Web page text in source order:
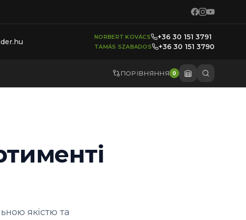
NORBERT KOVÁCS +36 30 151 3791
TAMÁS SZABADOS +36 30 151 3790
ПОРІВНЯННЯ 0
якістю та